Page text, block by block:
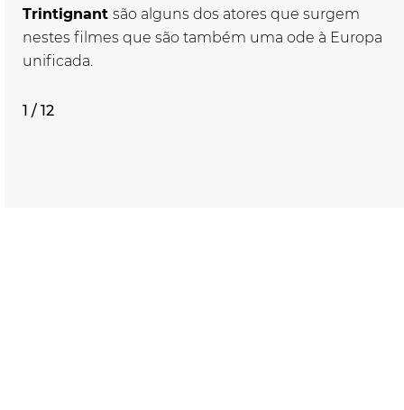
Trintignant são alguns dos atores que surgem
nestes filmes que são também uma ode à Europa
unificada.
1 / 12